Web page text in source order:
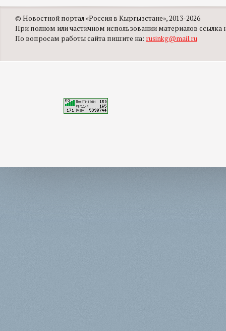
© Новостной портал «Россия в Кыргызстане», 2013-2026
При полном или частичном использовании материалов ссылка
По вопросам работы сайта пишите на: rusinkg@mail.ru